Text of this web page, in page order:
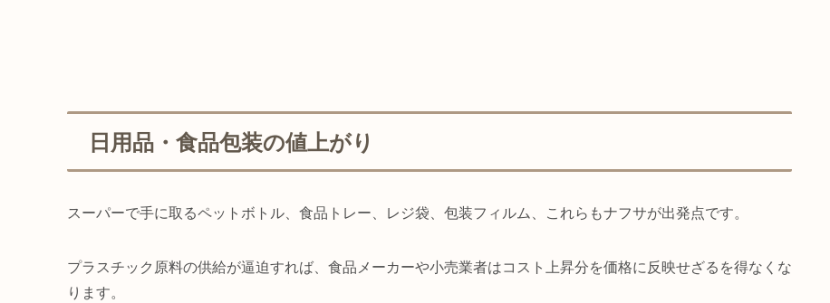
日用品・食品包装の値上がり
スーパーで手に取るペットボトル、食品トレー、レジ袋、包装フィルム、これらもナフサが出発点です。
プラスチック原料の供給が逼迫すれば、食品メーカーや小売業者はコスト上昇分を価格に反映せざるを得なくな
ります。